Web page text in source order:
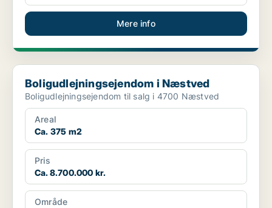
Mere info
Boligudlejningsejendom i Næstved
Boligudlejningsejendom i Næstved
Boligudlejningsejendom til salg i 4700 Næstved
Areal
Ca. 375 m2
Pris
Ca. 8.700.000 kr.
Område